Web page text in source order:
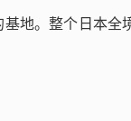
地。整个日本全